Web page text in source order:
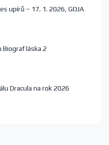
upírů – 17. 1. 2026, GOJA
láska 2
Dracula na rok 2026